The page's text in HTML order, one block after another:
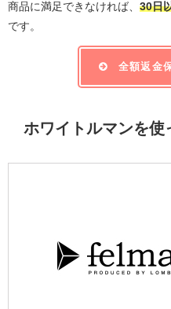
商品に満足できなければ、 30日
です。
全額返金
ホワイトルマンを使